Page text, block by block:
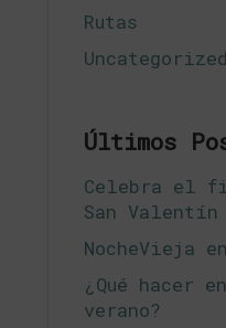
Rutas
Uncategorized
Últimos
Celebra el
San Valentín
NocheVieja
¿Qué hacer
verano?